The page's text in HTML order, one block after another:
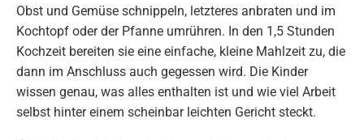
Obst und Gemüse schnippeln, letzteres anbraten und im
Kochtopf oder der Pfanne umrühren. In den 1,5 Stunden
Kochzeit bereiten sie eine einfache, kleine Mahlzeit zu, die
dann im Anschluss auch gegessen wird. Die Kinder
wissen genau, was alles enthalten ist und wie viel Arbeit
selbst hinter einem scheinbar leichten Gericht steckt.